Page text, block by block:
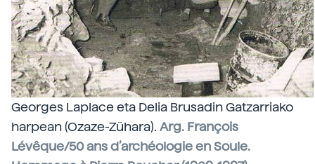
Georges Laplace eta Delia Brusadin Gatzarriako
harpean (Ozaze-Zühara). Arg. François
Lévêque/50 ans d’archéologie en Soule.